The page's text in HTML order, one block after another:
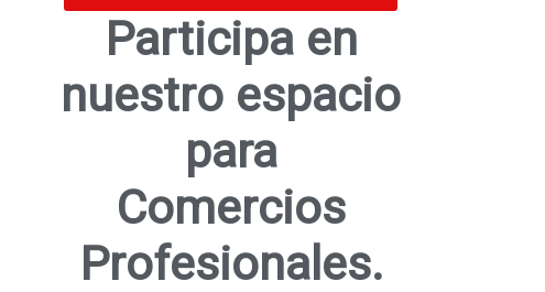
Participa en
nuestro espacio
para
Comercios
Profesionales.